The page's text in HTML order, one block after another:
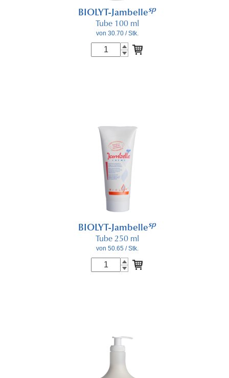
BIOLYT-Jambellesp
Tube 100 ml
von 30.70/ Stk.
BIOLYT-Jambellesp
Tube 250 ml
von 50.65 / Stk.